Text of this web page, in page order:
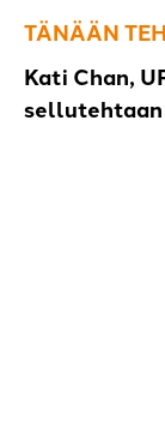
TÄNÄÄN
Kati Chan,
sellutehtaan